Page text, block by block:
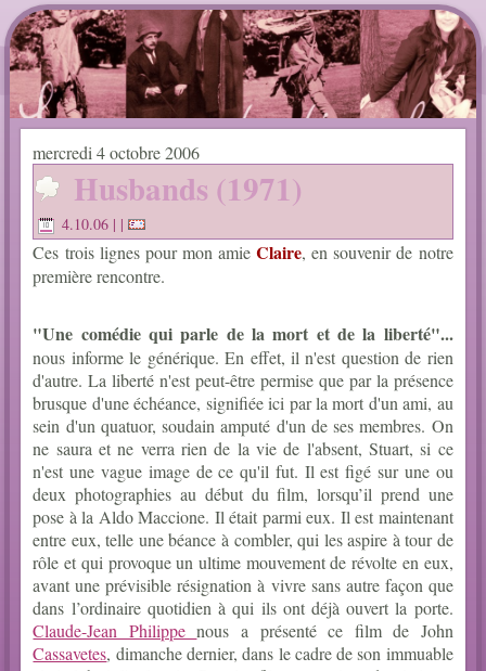
mercredi 4 octobre 2006
Husbands (1971)
4.10.06 | |
Ces trois lignes pour mon amieClaire, en souvenir de notre
première rencontre.
"Une comédie qui parle de la mort et de la liberté"...
nous informe le générique. En effet, il n'est question de rien
d'autre. La liberté n'est peut-être permise que par la présence
brusque d'une échéance, signifiée ici par la mort d'un ami, au
sein d'un quatuor, soudain amputé d'un de ses membres. On
ne saura et ne verra rien de la vie de l'absent, Stuart, si ce
n'est une vague image de ce qu'il fut. Il est figé sur une ou
deux photographies au début du film, lorsqu’il prend une
pose à la Aldo Maccione. Il était parmi eux. Il est maintenant
entre eux, telle une béance à combler, qui les aspire à tour de
rôle et qui provoque un ultime mouvement de révolte en eux,
avant une prévisible résignation à vivre sans autre façon que
dans l’ordinaire quotidien à qui ils ont déjà ouvert la porte.
Claude-Jean Philippenous a présenté ce film de John
Cassavetes, dimanche dernier, dans le cadre de son immuable